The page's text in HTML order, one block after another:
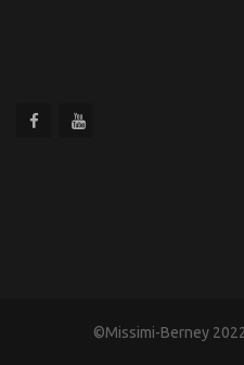
©Missimi-Berney